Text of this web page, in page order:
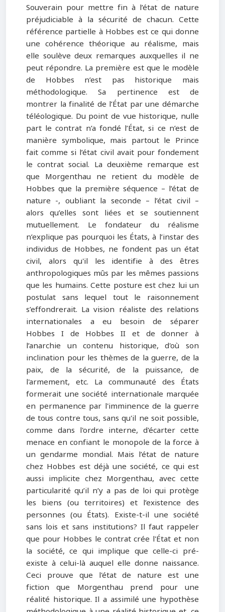
Souverain pour mettre fin à l’état de nature
préjudiciable à la sécurité de chacun. Cette
référence partielle à Hobbes est ce qui donne
une cohérence théorique au réalisme, mais
elle soulève deux remarques auxquelles il ne
peut répondre. La première est que le modèle
de Hobbes n’est pas historique mais
méthodologique. Sa pertinence est de
montrer la finalité de l’État par une démarche
téléologique. Du point de vue historique, nulle
part le contrat n’a fondé l’État, si ce n’est de
manière symbolique, mais partout le Prince
fait comme si l’état civil avait pour fondement
le contrat social. La deuxième remarque est
que Morgenthau ne retient du modèle de
Hobbes que la première séquence – l’état de
nature -, oubliant la seconde – l’état civil –
alors qu’elles sont liées et se soutiennent
mutuellement. Le fondateur du réalisme
n’explique pas pourquoi les États, à l’instar des
individus de Hobbes, ne fondent pas un état
civil, alors qu'il les identifie à des êtres
anthropologiques mûs par les mêmes passions
que les humains. Cette posture est chez lui un
postulat sans lequel tout le raisonnement
s’effondrerait. La vision réaliste des relations
internationales a eu besoin de séparer
Hobbes I de Hobbes II et de donner à
l’anarchie un contenu historique, d'où son
inclination pour les thèmes de la guerre, de la
paix, de la sécurité, de la puissance, de
l'armement, etc. La communauté des États
formerait une société internationale marquée
en permanence par l'imminence de la guerre
de tous contre tous, sans qu'il ne soit possible,
comme dans l'ordre interne, d'écarter cette
menace en confiant le monopole de la force à
un gendarme mondial. Mais l’état de nature
chez Hobbes est déjà une société, ce qui est
aussi implicite chez Morgenthau, avec cette
particularité qu’il n’y a pas de loi qui protège
les biens (ou territoires) et l’existence des
personnes (ou États). Existe-t-il une société
sans lois et sans institutions? Il faut rappeler
que pour Hobbes le contrat crée l'État et non
la société, ce qui implique que celle-ci pré-
existe à celui-là auquel elle donne naissance.
Ceci prouve que l'état de nature est une
fiction que Morgenthau prend pour une
réalité historique. Il a assimilé une hypothèse